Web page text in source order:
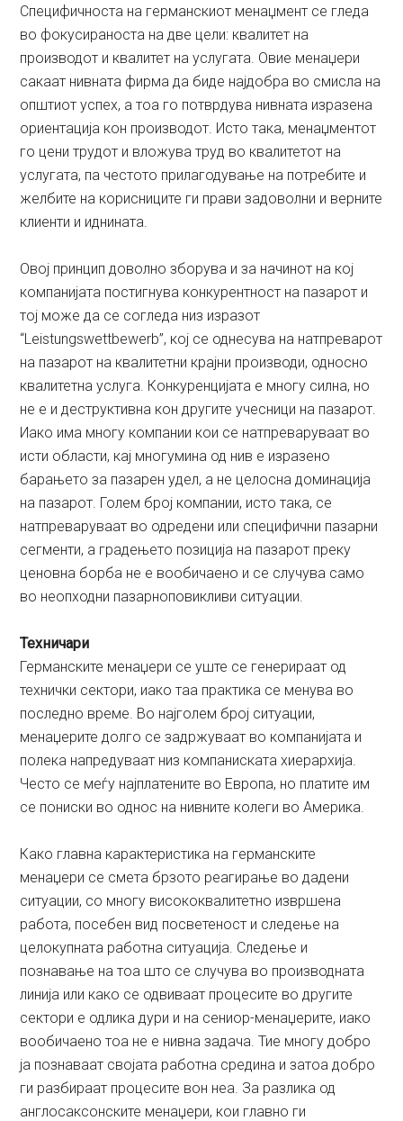
Специфичноста на германскиот менаџмент се гледа
во фокусираноста на две цели: квалитет на
производот и квалитет на услугата. Овие менаџери
сакаат нивната фирма да биде најдобра во смисла на
општиот успех, а тоа го потврдува нивната изразена
ориентација кон производот. Исто така, менаџментот
го цени трудот и вложува труд во квалитетот на
услугата, па честото прилагодување на потребите и
желбите на корисниците ги прави задоволни и верните
клиенти и иднината.
Овој принцип доволно зборува и за начинот на кој
компанијата постигнува конкурентност на пазарот и
тој може да се согледа низ изразот
“Leistungswettbewerb”, кој се однесува на натпреварот
на пазарот на квалитетни крајни производи, односно
квалитетна услуга. Конкуренцијата е многу силна, но
не е и деструктивна кон другите учесници на пазарот.
Иако има многу компании кои се натпреваруваат во
исти области, кај многумина од нив е изразено
барањето за пазарен удел, а не целосна доминација
на пазарот. Голем број компании, исто така, се
натпреваруваат во одредени или специфични пазарни
сегменти, а градењето позиција на пазарот преку
ценовна борба не е вообичаено и се случува само
во неопходни пазарноповикливи ситуации.
Техничари
Германските менаџери сe уште се генерираат од
технички сектори, иако таа практика се менува во
последно време. Во најголем број ситуации,
менаџерите долго се задржуваат во компанијата и
полека напредуваат низ компаниската хиерархија.
Често се меѓу најплатените во Европа, но платите им
се пониски во однос на нивните колеги во Америка.
Како главна карактеристика на германските
менаџери се смета брзото реагирање во дадени
ситуации, со многу висококвалитетно извршена
работа, посебен вид посветеност и следење на
целокупната работна ситуација. Следење и
познавање на тоа што се случува во производната
линија или како се одвиваат процесите во другите
сектори е одлика дури и на сениор-менаџерите, иако
вообичаено тоа не е нивна задача. Тие многу добро
ја познаваат својата работна средина и затоа добро
ги разбираат процесите вон неа. За разлика од
англосаксонските менаџери, кои главно ги